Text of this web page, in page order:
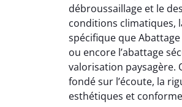
débroussaillage et le
conditions climatiques,
spécifique que
ou encore l’abattage
valorisation paysagère.
fondé sur l’écoute, la
esthétiques et